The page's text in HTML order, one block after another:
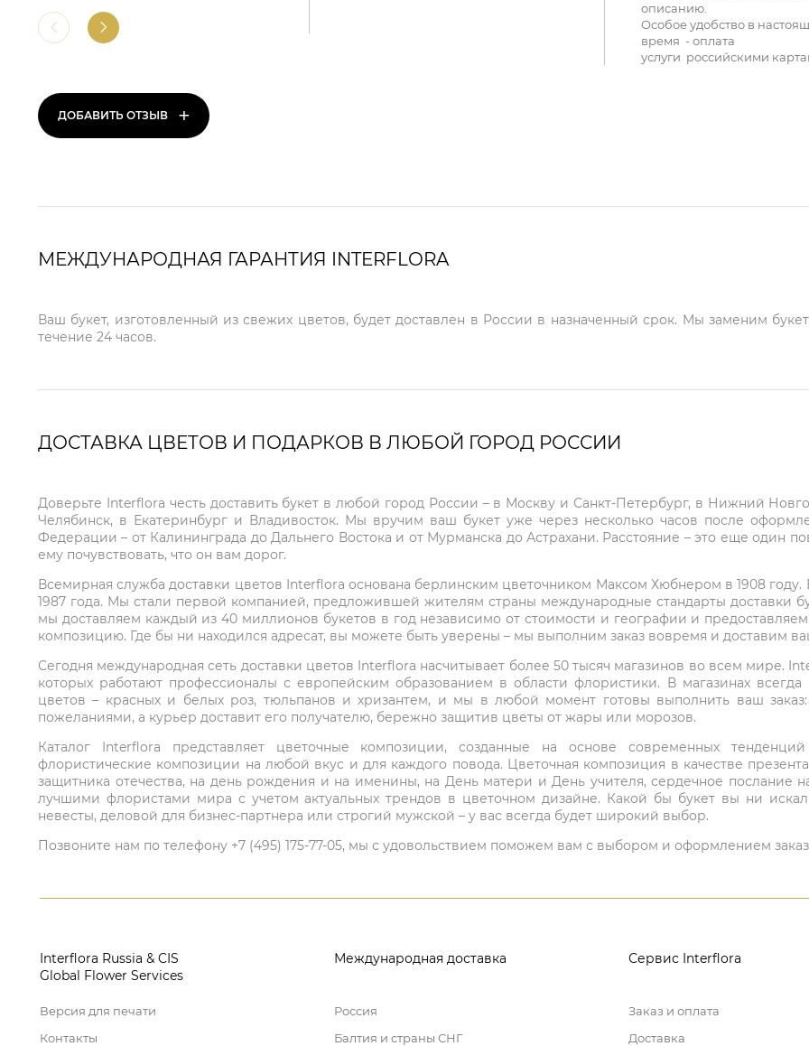
ДОБАВИТЬ ОТЗЫВ +
описанию.
Особое удобство в
время - оплата
услуги российскими
МЕЖДУНАРОДНАЯ ГАРАНТИЯ INTERFLORA
Ваш букет, изготовленный из свежих цветов, будет доставлен в России в назначенный срок. Мы заменим
течение 24 часов.
ДОСТАВКА ЦВЕТОВ И ПОДАРКОВ В ЛЮБОЙ ГОРОД РОССИИ
Доверьте Interflora честь доставить букет в любой город России – в Москву и Санкт-Петербург, в Нижний
Челябинск, в Екатеринбург и Владивосток. Мы вручим ваш букет уже через несколько часов после
Федерации – от Калининграда до Дальнего Востока и от Мурманска до Астрахани. Расстояние – это еще один
ему почувствовать, что он вам дорог.
Всемирная служба доставки цветов Interflora основана берлинским цветочником Максом Хюбнером в 1908
1987 года. Мы стали первой компанией, предложившей жителям страны международные стандарты доставки
мы доставляем каждый из 40 миллионов букетов в год независимо от стоимости и географии и
композицию. Где бы ни находился адресат, вы можете быть уверены – мы выполним заказ вовремя и доставим
Сегодня международная сеть доставки цветов Interflora насчитывает более 50 тысяч магазинов во всем мире.
которых работают профессионалы с европейским образованием в области флористики. В магазинах
цветов – красных и белых роз, тюльпанов и хризантем, и мы в любой момент готовы выполнить ваш
пожеланиями, а курьер доставит его получателю, бережно защитив цветы от жары или морозов.
Каталог Interflora представляет цветочные композиции, созданные на основе современных
флористические композиции на любой вкус и для каждого повода. Цветочная композиция в качестве
защитника отечества, на день рождения и на именины, на День матери и День учителя, сердечное послание
лучшими флористами мира с учетом актуальных трендов в цветочном дизайне. Какой бы букет вы ни
невесты, деловой для бизнес-партнера или строгий мужской – у вас всегда будет широкий выбор.
Позвоните нам по телефону +7 (495) 175-77-05, мы с удовольствием поможем вам с выбором и оформлением
Interflora Russia & CIS
Global Flower Services
Версия для печати
Контакты
Международная доставка
Россия
Балтия и страны СНГ
Сервис Interflora
Заказ и оплата
Доставка